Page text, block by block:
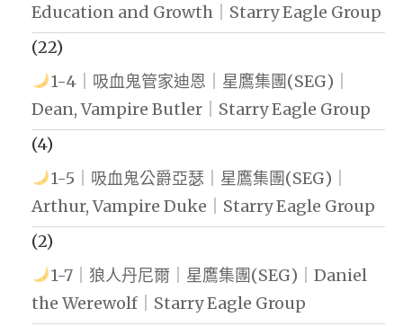
Education and Growth｜Starry Eagle Group
(22)
1-4｜吸血鬼管家迪恩｜星鷹集團(SEG)｜
Dean, Vampire Butler｜Starry Eagle Group
(4)
1-5｜吸血鬼公爵亞瑟｜星鷹集團(SEG)｜
Arthur, Vampire Duke｜Starry Eagle Group
(2)
1-7｜狼人丹尼爾｜星鷹集團(SEG)｜Daniel
the Werewolf｜Starry Eagle Group